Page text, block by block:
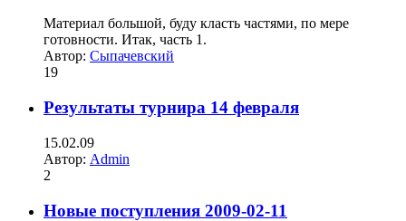
Материал большой, буду класть частями, по мере
готовности. Итак, часть 1.
Автор: Сыпачевский
19
Результаты турнира 14 февраля
15.02.09
Автор: Admin
2
Новые поступления 2009-02-11